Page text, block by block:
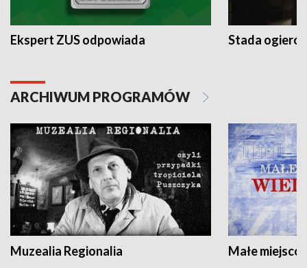
Ekspert ZUS odpowiada Stada
ARCHIWUM PROGRAMÓW
Muzealia Regionalia Małe